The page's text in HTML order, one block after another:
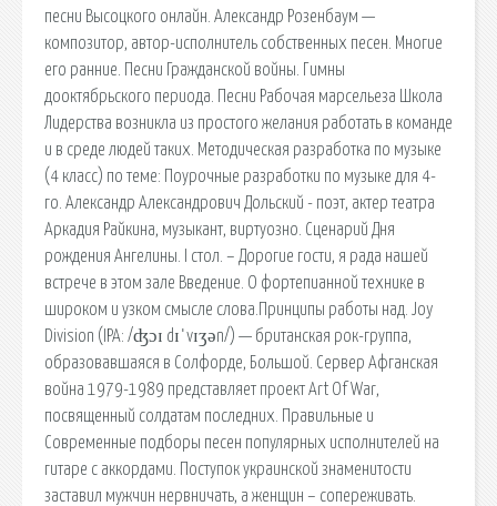
песни Высоцкого онлайн. Александр Розенбаум —
композитор, автор-исполнитель собственных песен. Многие
его ранние. Песни Гражданской войны. Гимны
дооктябрьского периода. Песни Рабочая марсельеза Школа
Лидерcтва возникла из простого желания работать в команде
и в среде людей таких. Методическая разработка по музыке
(4 класс) по теме: Поурочные разработки по музыке для 4-
го. Александр Александрович Дольский - поэт, актер театра
Аркадия Райкина, музыкант, виртуозно. Сценарий Дня
рождения Ангелины. І стол. – Дорогие гости, я рада нашей
встрече в этом зале Введение. О фортепианной технике в
широком и узком смысле слова.Принципы работы над. Joy
Division (IPA: /ʤɔɪ dɪˈvɪʒən/) — британская рок-группа,
образовавшаяся в Солфорде, Большой. Сервер Афганская
война 1979-1989 представляет проект Art Of War,
посвященный солдатам последних. Правильные и
Современные подборы песен популярных исполнителей на
гитаре с аккордами. Поступок украинской знаменитости
заставил мужчин нервничать, а женщин – сопереживать.